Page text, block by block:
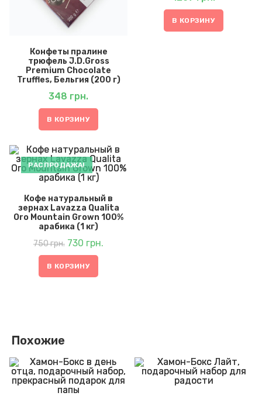
Конфеты пралине
трюфель J.D.Gross
Premium Chocolate
Truffles, Бельгия (200 г)
348 грн.
В КОРЗИНУ
В КОРЗИНУ
РАСПРОДАЖА!
Кофе натуральный в
зернах Lavazza Qualita
Oro Mountain Grown 100%
арабика (1 кг)
750грн. Первоначальная
цена
составляла
750 грн..
730 грн.
В КОРЗИНУ
Похожие